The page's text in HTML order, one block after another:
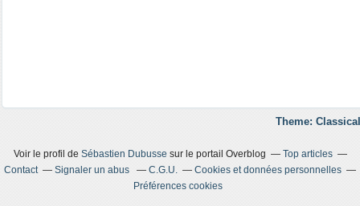
Theme:
Voir le profil de Sébastien Dubussesur le portail Overblog
Top articles
Contact
Signaler un abus C.G.U.
Cookies et données personnelles
Préférences cookies